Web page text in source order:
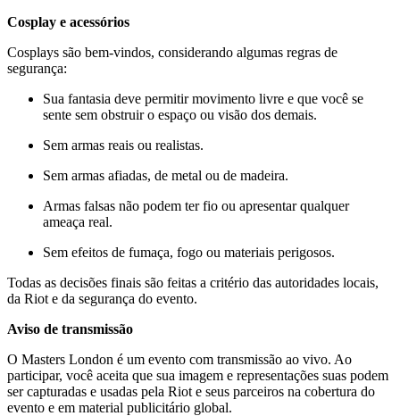
Cosplay e acessórios
Cosplays são bem-vindos, considerando algumas regras de
segurança:
Sua fantasia deve permitir movimento livre e que você se
sente sem obstruir o espaço ou visão dos demais.
Sem armas reais ou realistas.
Sem armas afiadas, de metal ou de madeira.
Armas falsas não podem ter fio ou apresentar qualquer
ameaça real.
Sem efeitos de fumaça, fogo ou materiais perigosos.
Todas as decisões finais são feitas a critério das autoridades locais,
da Riot e da segurança do evento.
Aviso de transmissão
O Masters London é um evento com transmissão ao vivo. Ao
participar, você aceita que sua imagem e representações suas podem
ser capturadas e usadas pela Riot e seus parceiros na cobertura do
evento e em material publicitário global.